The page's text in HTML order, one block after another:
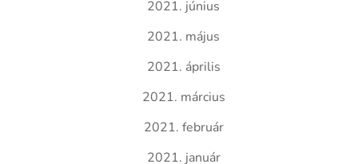
2021. június
2021. május
2021. április
2021. március
2021. február
2021. január